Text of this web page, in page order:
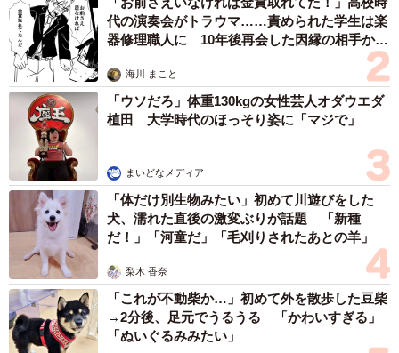
【4位：歌う】
・1人カラオケに行き、フリータイムで7時間粘る（28歳女
性）
・仕事帰りに無性に歌いたいなって思ったときはだいたい
ストレスが溜まっているので、帰りにそのまま寄って思い
っきり好きな曲を歌います。一人だとAメロがわからなくて
も、適当に歌ってサビを全力で歌ったり、飽きたら演奏中
止を押せるので気楽（29歳男性）
・通勤中に車の中で歌うこと。アップテンポな曲を歌うこ
とが多いです。会社に向かう時は「これからやってやる
ぜ！」みたいな曲をよく歌っています（38歳女性）
【5位：寝る】
・寝不足が心身のバランスを崩し、更なるストレスにもな
代の演奏会がトラウマ……責められた学生は楽
器修理職人に 10年後再会した因縁の相手から
海川 まこと
「ウソだろ」体重130kgの女性芸人オダウエダ
植田 大学時代のほっそり姿に「マジで」
まいどなメディア
「体だけ別生物みたい」初めて川遊びをした
犬、濡れた直後の激変ぶりが話題 「新種
だ！」「河童だ」「毛刈りされたあとの羊」
梨木 香奈
「これが不動柴か…」初めて外を散歩した豆柴
→2分後、足元でうるうる 「かわいすぎる」
「ぬいぐるみみたい」